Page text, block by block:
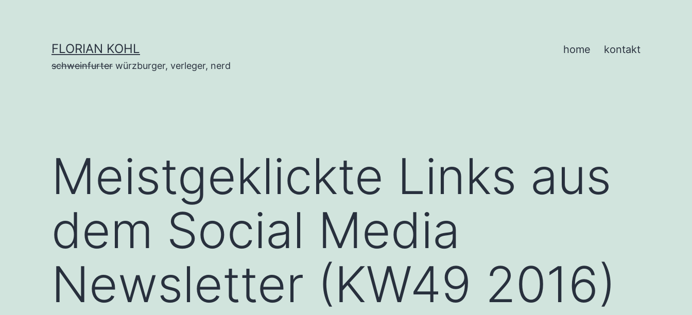
FLORIAN KOHL
schweinfurter würzburger, verleger, nerd
home kontakt
Meistgeklickte Links aus
dem Social Media
Newsletter (KW49 2016)